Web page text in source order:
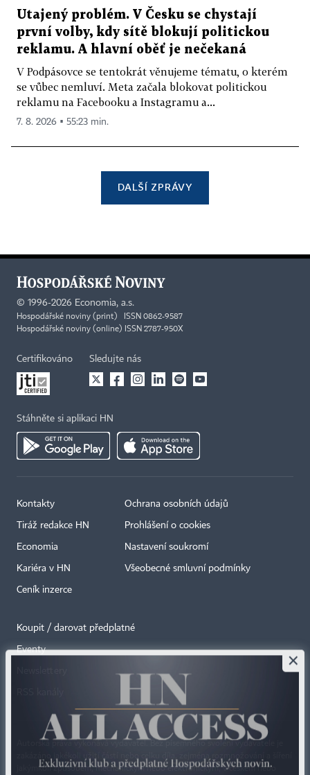
Utajený problém. V Česku se chystají
první volby, kdy sítě blokují politickou
reklamu. A hlavní oběť je nečekaná
V Podpásovce se tentokrát věnujeme tématu, o kterém
se vůbec nemluví. Meta začala blokovat politickou
reklamu na Facebooku a Instagramu a...
7. 8. 2026 ▪ 55:23 min.
DALŠÍ ZPRÁVY
© 1996-2026 Economia, a.s.
Hospodářské noviny (print) ISSN 0862-9587
Hospodářské noviny (online) ISSN 2787-950X
Certifikováno Sledujte nás
Stáhněte si aplikaci HN
Kontakty
Tiráž redakce HN
Economia
Kariéra v HN
Ceník inzerce
Ochrana osobních údajů
Prohlášení o cookies
Nastavení soukromí
Všeobecné smluvní podmínky
Koupit / darovat předplatné
Eventy
zakázáno jakékoli užití částí nebo celku díla, zejména rozmnožování a šíření
jakýmkoli způsobem, mechanickým nebo elektronickým, v českém nebo
×